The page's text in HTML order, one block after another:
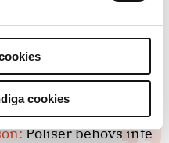
cookies
höga krav på evidens
göra något alls
Poliser behövs inte